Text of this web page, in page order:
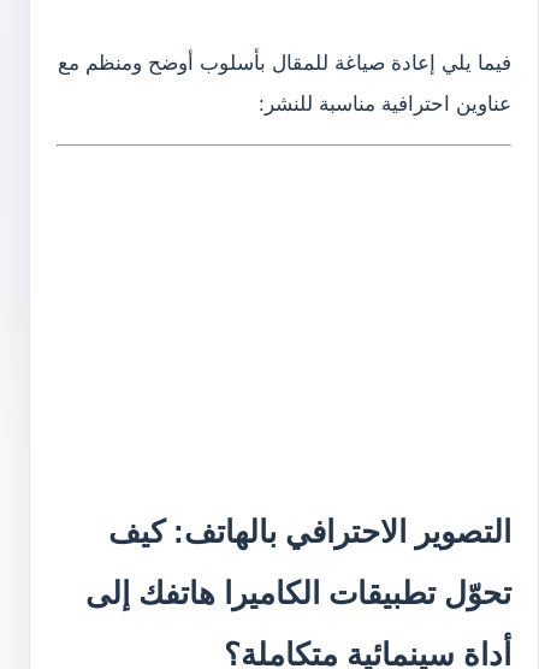
فيما يلي إعادة صياغة للمقال بأسلوب أوضح ومنظم مع
عناوين احترافية مناسبة للنشر:
التصوير الاحترافي بالهاتف: كيف
تحوّل تطبيقات الكاميرا هاتفك إلى
أداة سينمائية متكاملة؟